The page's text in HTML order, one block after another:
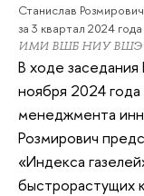
Станислав
за 3 квартал 2024 года
ИМИ ВШБ НИУ ВШЭ
В ходе
ноября 2024
менеджмента
Розмирович
«Индекса
быстрорастущих